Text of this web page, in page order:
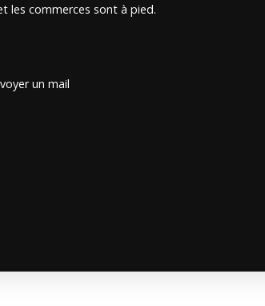
les commerces sont à pied.
un mail